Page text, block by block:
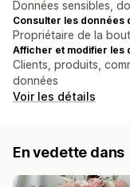
Données sensibles,
Consulter les données
Propriétaire de la
Afficher et modifier les
Clients, produits,
données
Voir les détails
En vedette dans